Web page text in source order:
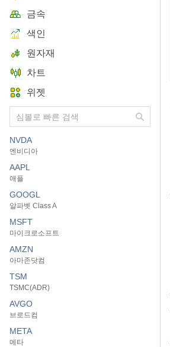
금속
색인
원자재
차트
위젯
NVDA
엔비디아
AAPL
애플
GOOGL
알파벳 Class A
MSFT
마이크로소프트
AMZN
아마존닷컴
TSM
TSMC(ADR)
AVGO
브로드컴
META
메타